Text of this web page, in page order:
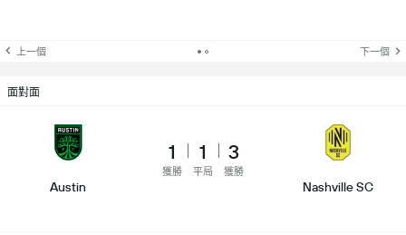
上一個 下一個
面對面
Austin
1
獲勝
1
平局
3
獲勝
Nashville SC